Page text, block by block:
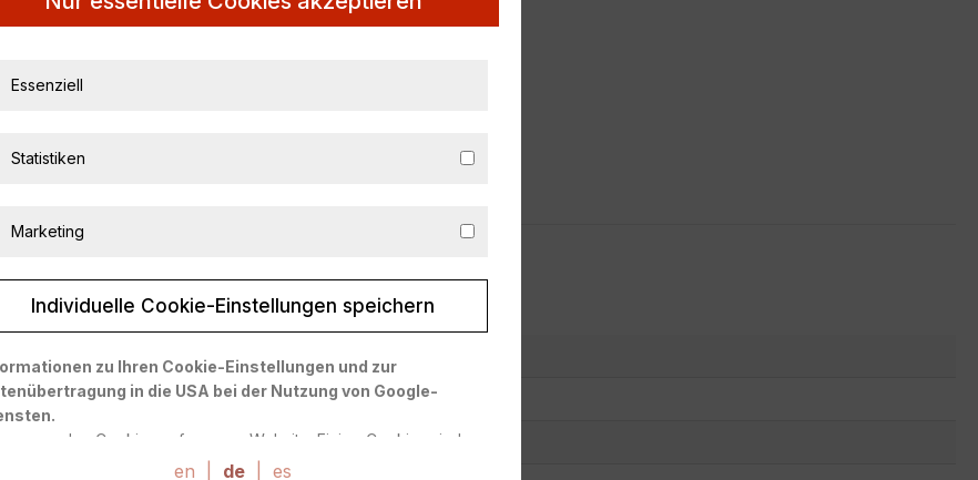
Porsche Museum
Spark
1:43
Essenziell
Statistiken
Marketing
Individuelle Cookie-Einstellungen speichern
zu Ihren Cookie-Einstellungen und zur
in die USA bei der Nutzung von Google-
verwenden Cookies auf unserer Website. Einige Cookies sind
notwendig, um unsere Website zu betreiben ("essential").
en de es